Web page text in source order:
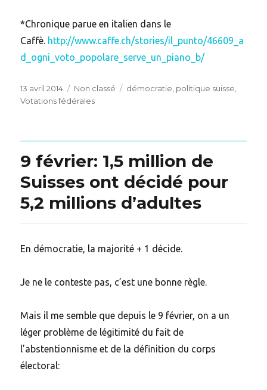
*Chronique parue en italien dans le
Caffè. http://www.caffe.ch/stories/il_punto/46609_a
d_ogni_voto_popolare_serve_un_piano_b/
Posted
on
13 avril 2014 Categories
Non classé Tags
démocratie, politique suisse,
Votations fédérales
9 février: 1,5 million de
Suisses ont décidé pour
5,2 millions d’adultes
En démocratie, la majorité + 1 décide.
Je ne le conteste pas, c’est une bonne règle.
Mais il me semble que depuis le 9 février, on a un
léger problème de légitimité du fait de
l’abstentionnisme et de la définition du corps
électoral: